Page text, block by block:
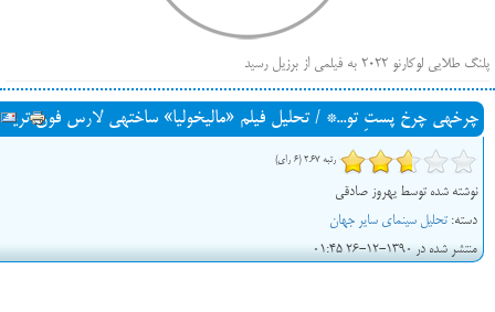
پلنگ طلایی لوکارنو ۲۰۲۲ به فیلمی از برزیل رسید
فهرست فیلم‌های بخش مسابقه جشنواره فیلم ونیز ۲۰۲۲ مشخص شد، سهم پررنگ ایرانی‌ها
بیرون راندن فیلم‌های منتسب به حامیان کرملین از جشنواره کن، راه برای مستقل‌ها باز است
چرخه‎ی چرخ پستِ تو...* / تحلیل فیلم «مالیخولیا» ساخته‎ی لارس فون تریه
رتبه 2.67 (6 رای)
نوشته شده توسط یهروز صادقی
دسته: تحلیل سینمای سایر جهان
منتشر شده در 1390-12-26 01:45